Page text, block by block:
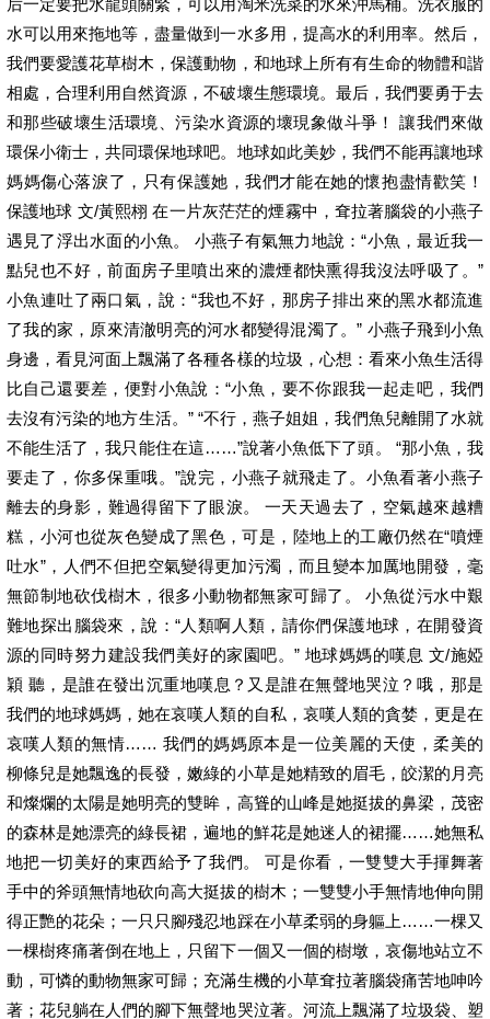
水可以用來拖地等，盡量做到一水多用，提高水的利用率。然后，
我們要愛護花草樹木，保護動物，和地球上所有有生命的物體和諧
相處，合理利用自然資源，不破壞生態環境。最后，我們要勇于去
和那些破壞生活環境、污染水資源的壞現象做斗爭！ 讓我們來做
環保小衛士，共同環保地球吧。地球如此美妙，我們不能再讓地球
媽媽傷心落淚了，只有保護她，我們才能在她的懷抱盡情歡笑！
保護地球 文/黃熙栩 在一片灰茫茫的煙霧中，耷拉著腦袋的小燕子
遇見了浮出水面的小魚。 小燕子有氣無力地說：“小魚，最近我一
點兒也不好，前面房子里噴出來的濃煙都快熏得我沒法呼吸了。”
小魚連吐了兩口氣，說：“我也不好，那房子排出來的黑水都流進
了我的家，原來清澈明亮的河水都變得混濁了。” 小燕子飛到小魚
身邊，看見河面上飄滿了各種各樣的垃圾，心想：看來小魚生活得
比自己還要差，便對小魚說：“小魚，要不你跟我一起走吧，我們
去沒有污染的地方生活。” “不行，燕子姐姐，我們魚兒離開了水就
不能生活了，我只能住在這……”說著小魚低下了頭。 “那小魚，我
要走了，你多保重哦。”說完，小燕子就飛走了。小魚看著小燕子
離去的身影，難過得留下了眼淚。 一天天過去了，空氣越來越糟
糕，小河也從灰色變成了黑色，可是，陸地上的工廠仍然在“噴煙
吐水”，人們不但把空氣變得更加污濁，而且變本加厲地開發，毫
無節制地砍伐樹木，很多小動物都無家可歸了。 小魚從污水中艱
難地探出腦袋來，說：“人類啊人類，請你們保護地球，在開發資
源的同時努力建設我們美好的家園吧。” 地球媽媽的嘆息 文/施婭
穎 聽，是誰在發出沉重地嘆息？又是誰在無聲地哭泣？哦，那是
我們的地球媽媽，她在哀嘆人類的自私，哀嘆人類的貪婪，更是在
哀嘆人類的無情…… 我們的媽媽原本是一位美麗的天使，柔美的
柳條兒是她飄逸的長發，嫩綠的小草是她精致的眉毛，皎潔的月亮
和燦爛的太陽是她明亮的雙眸，高聳的山峰是她挺拔的鼻梁，茂密
的森林是她漂亮的綠長裙，遍地的鮮花是她迷人的裙擺……她無私
地把一切美好的東西給予了我們。 可是你看，一雙雙大手揮舞著
手中的斧頭無情地砍向高大挺拔的樹木；一雙雙小手無情地伸向開
得正艷的花朵；一只只腳殘忍地踩在小草柔弱的身軀上……一棵又
一棵樹疼痛著倒在地上，只留下一個又一個的樹墩，哀傷地站立不
動，可憐的動物無家可歸；充滿生機的小草耷拉著腦袋痛苦地呻吟
著；花兒躺在人們的腳下無聲地哭泣著。河流上飄滿了垃圾袋、塑